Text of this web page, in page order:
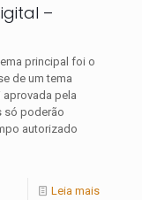
–
principal foi o
de um tema
aprovada pela
só poderão
autorizado
Leia mais